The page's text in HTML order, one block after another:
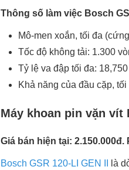
Thông số làm việc Bosch
Mô-men xoắn, tối đa
Tốc độ không tải: 1.300
Tỷ lệ va đập tối đa:
Khả năng của đầu cặp,
Máy khoan pin vặn vít
Giá bán hiện tại:
Bosch GSR 120-LI GEN II
là